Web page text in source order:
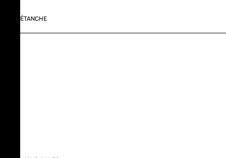
ÉTANCHE